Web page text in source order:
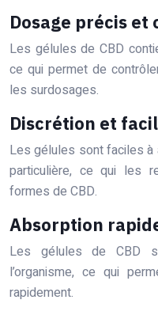
Dosage précis et
Les gélules de CBD
ce qui permet de
les surdosages.
Discrétion et
Les gélules sont faciles à
particulière, ce qui les
formes de CBD.
Absorption
Les gélules de CBD
l’organisme, ce qui
rapidement.